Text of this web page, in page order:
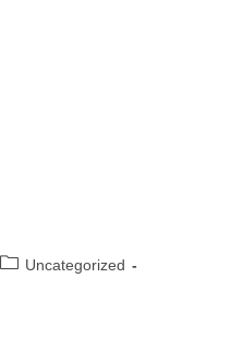
Beitrags-
Uncategorized